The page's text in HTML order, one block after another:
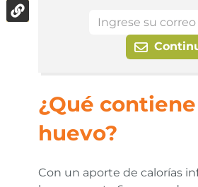
¿Qué
huevo?
Con un aporte de calorías